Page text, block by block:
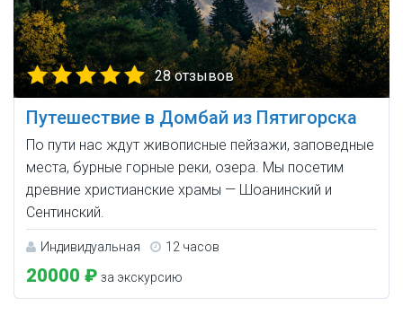
28 отзывов
Путешествие в Домбай из Пятигорска
По пути нас ждут живописные пейзажи, заповедные
места, бурные горные реки, озера. Мы посетим
древние христианские храмы — Шоанинский и
Сентинский.
Индивидуальная 12 часов
20000 ₽ за экскурсию